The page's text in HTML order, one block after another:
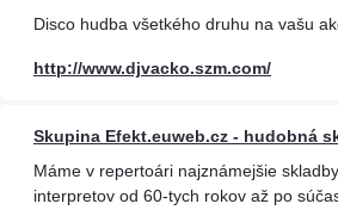
Disco hudba všetkého druhu na vašu
http://www.djvacko.szm.com/
Skupina Efekt.euweb.cz - hudobná
Máme v repertoári najznámejšie
interpretov od 60-tych rokov až po